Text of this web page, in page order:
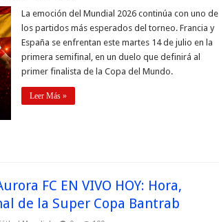
La emoción del Mundial 2026 continúa con uno de
los partidos más esperados del torneo. Francia y
España se enfrentan este martes 14 de julio en la
primera semifinal, en un duelo que definirá al
primer finalista de la Copa del Mundo.
Leer Más »
FC EN VIVO HOY: Hora,
de la Super Copa Bantrab